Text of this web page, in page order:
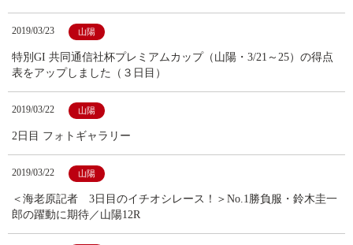
2019/03/23 山陽
特別GI 共同通信社杯プレミアムカップ（山陽・3/21～25）の得点
表をアップしました（３日目）
2019/03/22 山陽
2日目 フォトギャラリー
2019/03/22 山陽
＜海老原記者 3日目のイチオシレース！＞No.1勝負服・鈴木圭一
郎の躍動に期待／山陽12R